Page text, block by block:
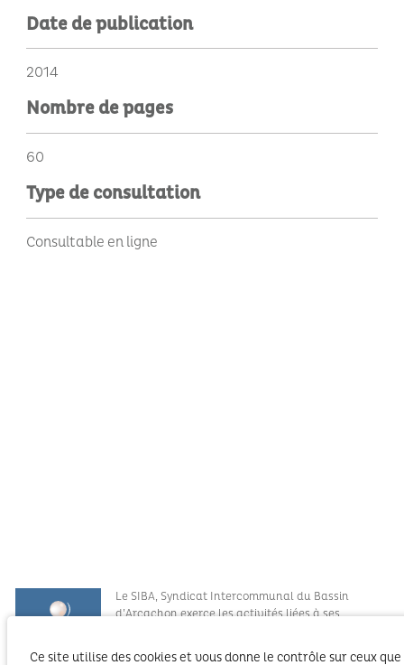
Date de publication
2014
Nombre de pages
60
Type de consultation
Consultable en ligne
Le SIBA, Syndicat Intercommunal du Bassin
d’Arcachon exerce les activités liées à ses
Communautés d’Agglomération du Bassin
Ce site utilise des cookies et vous donne le contrôle sur ceux que